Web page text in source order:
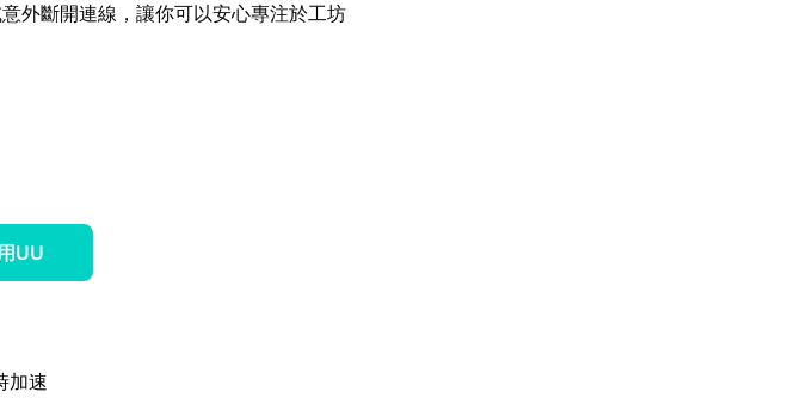
外斷開連線，讓你可以安心專注於工坊
UU
加速